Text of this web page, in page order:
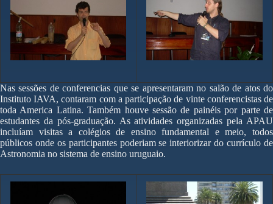
Nas sessões de conferencias que se apresentaram no salão de atos do
Instituto IAVA, contaram com a participação de vinte conferencistas de
toda America Latina. Também houve sessão de painéis por parte de
estudantes da pós-graduação. As atividades organizadas pela APAU
incluíam visitas a colégios de ensino fundamental e meio, todos
públicos onde os participantes poderiam se interiorizar do currículo de
Astronomia no sistema de ensino uruguaio.